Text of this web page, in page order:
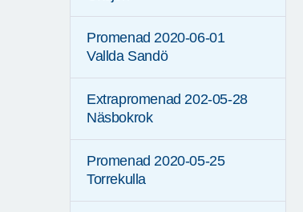
Promenad 2020-06-01
Vallda Sandö
Extrapromenad 202-05-28
Näsbokrok
Promenad 2020-05-25
Torrekulla